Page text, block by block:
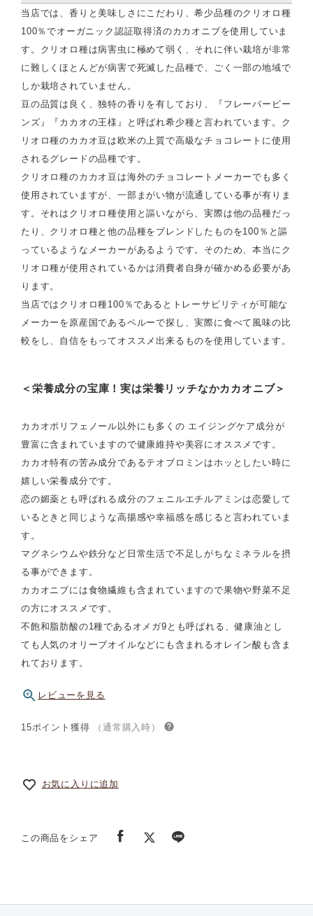
当店では、香りと美味しさにこだわり、希少品種のクリオロ種
100％でオーガニック認証取得済のカカオニブを使用していま
す。クリオロ種は病害虫に極めて弱く、それに伴い栽培が非常
に難しくほとんどが病害で死滅した品種で、ごく一部の地域で
しか栽培されていません。
豆の品質は良く、独特の香りを有しており、『フレーバービー
ンズ』『カカオの王様』と呼ばれ希少種と言われています。ク
リオロ種のカカオ豆は欧米の上質で高級なチョコレートに使用
されるグレードの品種です。
クリオロ種のカカオ豆は海外のチョコレートメーカーでも多く
使用されていますが、一部まがい物が流通している事が有りま
す。それはクリオロ種使用と謳いながら、実際は他の品種だっ
たり、クリオロ種と他の品種をブレンドしたものを100％と謳
っているようなメーカーがあるようです。そのため、本当にク
リオロ種が使用されているかは消費者自身が確かめる必要があ
ります。
当店ではクリオロ種100％であるとトレーサビリティが可能な
メーカーを原産国であるペルーで探し、実際に食べて風味の比
較をし、自信をもってオススメ出来るものを使用しています。
＜栄養成分の宝庫！実は栄養リッチなかカカオニブ＞
カカオポリフェノール以外にも多くの エイジングケア成分が
豊富に含まれていますので健康維持や美容にオススメです。
カカオ特有の苦み成分であるテオブロミンはホッとしたい時に
嬉しい栄養成分です。
恋の媚薬とも呼ばれる成分のフェニルエチルアミンは恋愛して
いるときと同じような高揚感や幸福感を感じると言われていま
す。
マグネシウムや鉄分など日常生活で不足しがちなミネラルを摂
る事ができます。
カカオニブには食物繊維も含まれていますので果物や野菜不足
の方にオススメです。
不飽和脂肪酸の1種であるオメガ9とも呼ばれる、健康油とし
ても人気のオリーブオイルなどにも含まれるオレイン酸も含ま
れております。
レビューを見る
15ポイント獲得 （通常購入時）
お気に入りに追加
この商品をシェア